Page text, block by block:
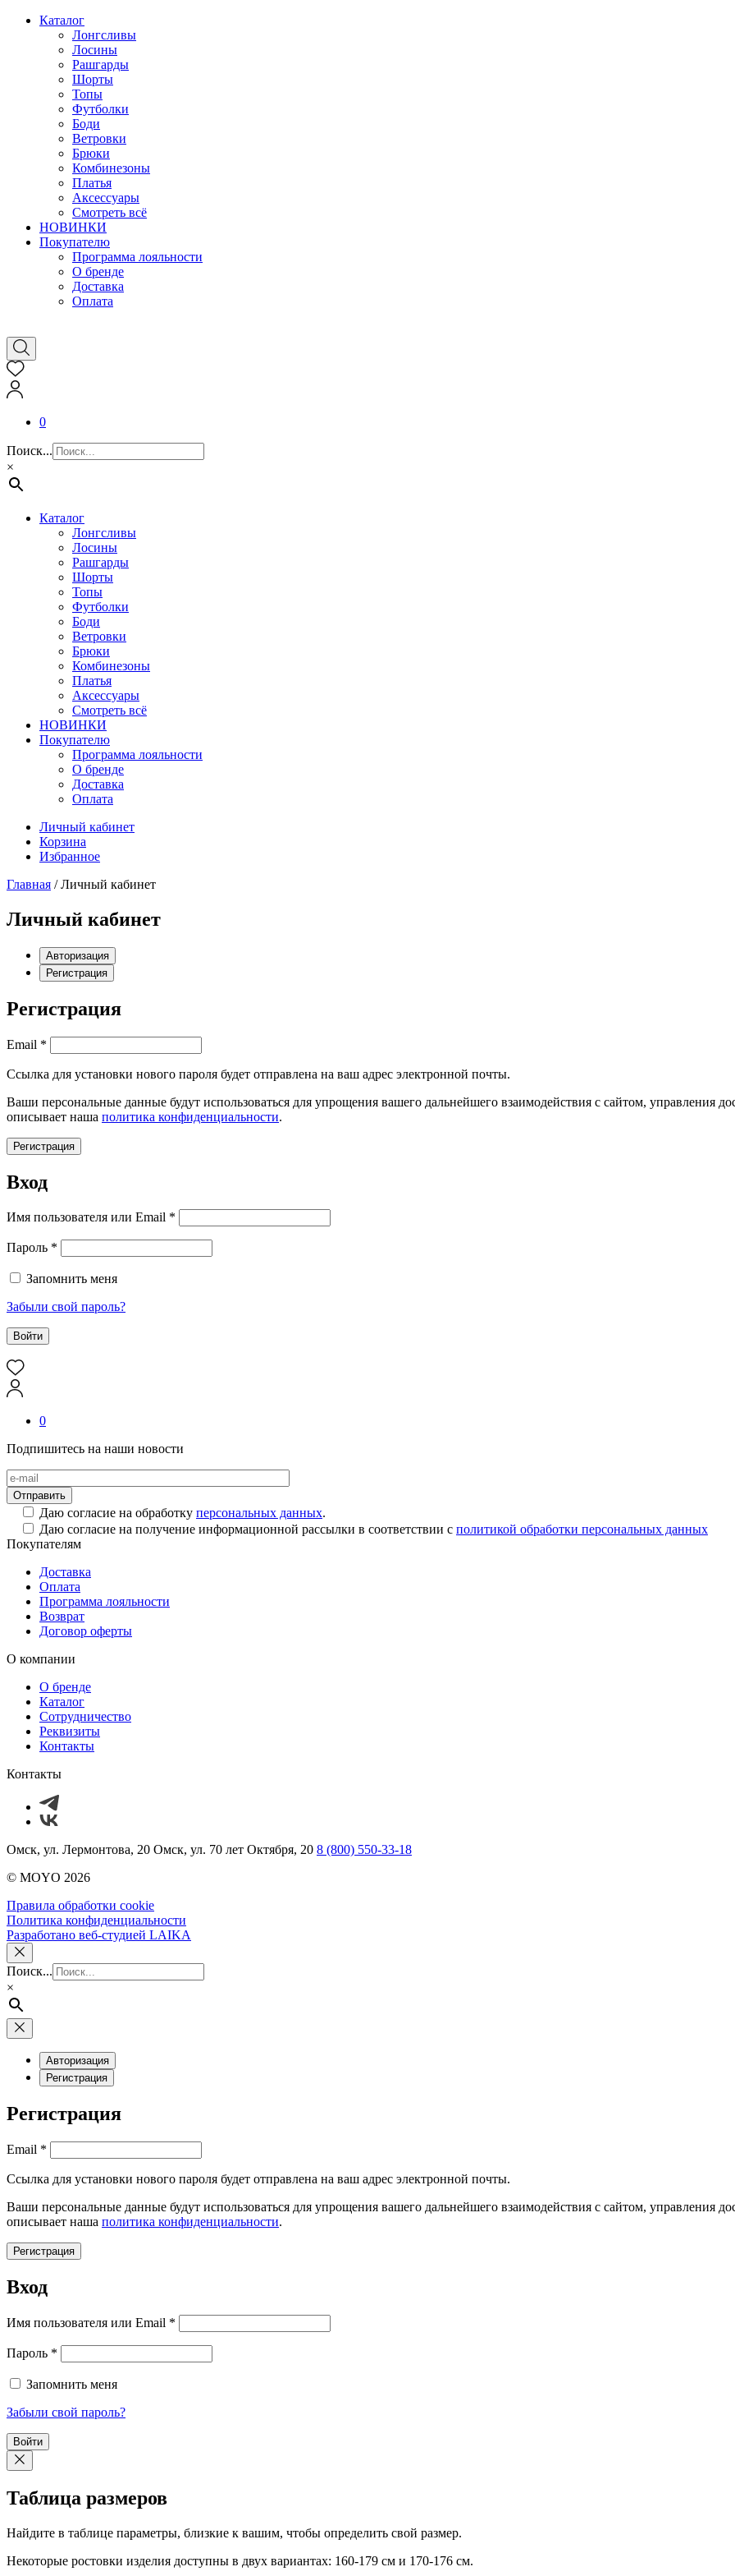
Каталог
Лонгсливы
Лосины
Рашгарды
Шорты
Топы
Футболки
Боди
Ветровки
Брюки
Комбинезоны
Платья
Аксессуары
Смотреть всё
НОВИНКИ
Покупателю
Программа лояльности
О бренде
Доставка
Оплата
0
Поиск...
×
Каталог
Лонгсливы
Лосины
Рашгарды
Шорты
Топы
Футболки
Боди
Ветровки
Брюки
Комбинезоны
Платья
Аксессуары
Смотреть всё
НОВИНКИ
Покупателю
Программа лояльности
О бренде
Доставка
Оплата
Личный кабинет
Корзина
Избранное
Главная / Личный кабинет
Личный кабинет
Авторизация
Регистрация
Регистрация
Email *
Ссылка для установки нового пароля будет отправлена ​​на ваш адрес электронной почты.
Ваши персональные данные будут использоваться для упрощения вашего дальнейшего взаимодействия с сайтом, управления
описывает наша политика конфиденциальности.
Регистрация
Вход
Имя пользователя или Email *
Пароль *
Запомнить меня
Забыли свой пароль?
Войти
0
Подпишитесь на наши новости
Даю согласие на обработку персональных данных.
Даю согласие на получение информационной рассылки в соответствии с политикой обработки персональных данных
Покупателям
Доставка
Оплата
Программа лояльности
Возврат
Договор оферты
О компании
О бренде
Каталог
Сотрудничество
Реквизиты
Контакты
Контакты
Омск, ул. Лермонтова, 20 Омск, ул. 70 лет Октября, 20 8 (800) 550-33-18
© MOYO 2026
Правила обработки cookie
Политика конфиденциальности
Разработано веб-студией LAIKA
Поиск...
×
Авторизация
Регистрация
Регистрация
Email *
Ссылка для установки нового пароля будет отправлена ​​на ваш адрес электронной почты.
Ваши персональные данные будут использоваться для упрощения вашего дальнейшего взаимодействия с сайтом, управления
описывает наша политика конфиденциальности.
Регистрация
Вход
Имя пользователя или Email *
Пароль *
Запомнить меня
Забыли свой пароль?
Войти
Таблица размеров
Найдите в таблице параметры, близкие к вашим, чтобы определить свой размер.
Некоторые ростовки изделия доступны в двух вариантах: 160-179 см и 170-176 см.